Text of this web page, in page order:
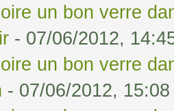
un bon verre
- 07/06/2012,
un bon verre
- 07/06/2012, 15:08